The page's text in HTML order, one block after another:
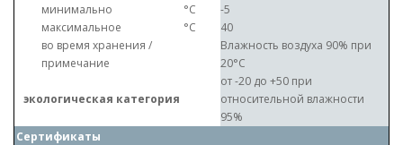
минимально
°C
-5
максимальное
°C
40
во время хранения /
примечание
Влажность воздуха 90% при
20°C
экологическая категория
от -20 до +50 при
относительной влажности
95%
Сертификаты